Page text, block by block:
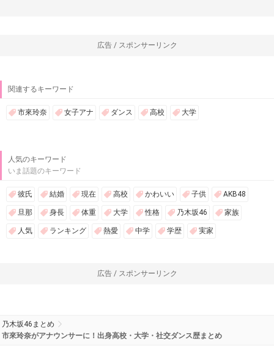
広告 / スポンサーリンク
関連するキーワード
市來玲奈 女子アナ ダンス 高校 大学
人気のキーワード
いま話題のキーワード
彼氏 結婚 現在 高校 かわいい 子供 AKB48
旦那 身長 体重 大学 性格 乃木坂46 家族
人気 ランキング 熱愛 中学 学歴 実家
広告 / スポンサーリンク
乃木坂46まとめ
市來玲奈がアナウンサーに！出身高校・大学・社交ダンス歴まとめ